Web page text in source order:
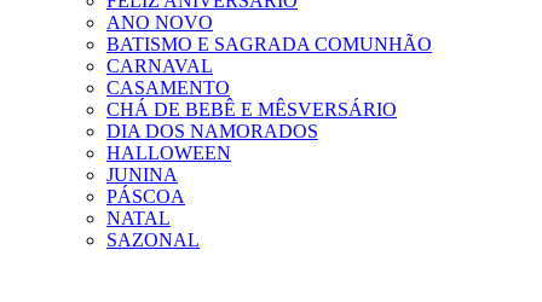
ANO NOVO
BATISMO E SAGRADA COMUNHÃO
CARNAVAL
CASAMENTO
CHÁ DE BEBÊ E MÊSVERSÁRIO
DIA DOS NAMORADOS
HALLOWEEN
JUNINA
PÁSCOA
NATAL
SAZONAL